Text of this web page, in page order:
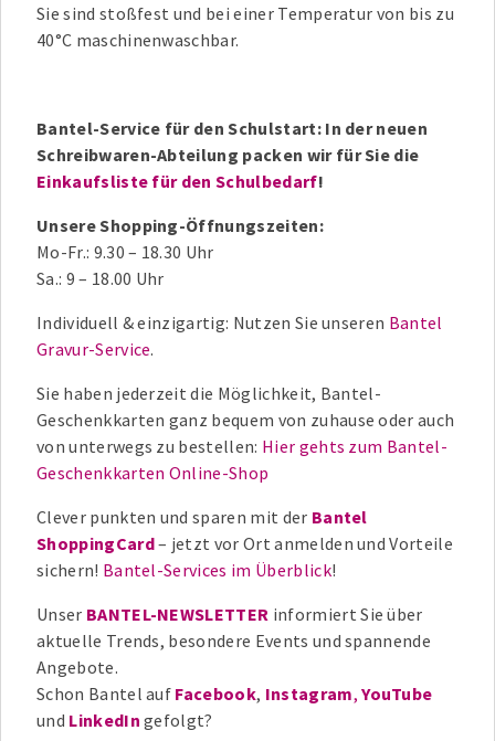
Sie sind stoßfest und bei einer Temperatur von bis zu
40°C maschinenwaschbar.
Bantel-Service für den Schulstart: In der neuen
Schreibwaren-Abteilung packen wir für Sie die
Einkaufsliste für den Schulbedarf!
Unsere Shopping-Öffnungszeiten:
Mo-Fr.: 9.30 – 18.30 Uhr
Sa.: 9 – 18.00 Uhr
Individuell & einzigartig: Nutzen Sie unseren Bantel
Gravur-Service.
Sie haben jederzeit die Möglichkeit, Bantel-
Geschenkkarten ganz bequem von zuhause oder auch
von unterwegs zu bestellen: Hier gehts zum Bantel-
Geschenkkarten Online-Shop
Clever punkten und sparen mit der Bantel
ShoppingCard– jetzt vor Ort anmelden und Vorteile
sichern! Bantel-Services im Überblick!
Unser BANTEL-NEWSLETTER informiert Sie über
aktuelle Trends, besondere Events und spannende
Angebote.
Schon Bantel auf Facebook, Instagram,YouTube
und LinkedIn gefolgt?